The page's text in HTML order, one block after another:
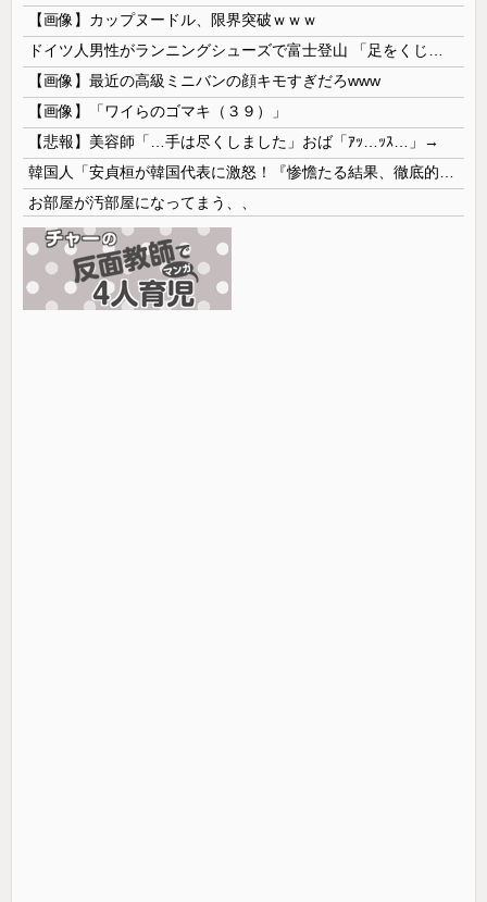
【画像】カップヌードル、限界突破ｗｗｗ
【画像】最近の高級ミニバンの顔キモすぎだろwww
【画像】「ワイらのゴマキ（３９）」
【悲報】美容師「…手は尽くしました」おば「ｱｯ…ｯｽ…」→
お部屋が汚部屋になってまう、、